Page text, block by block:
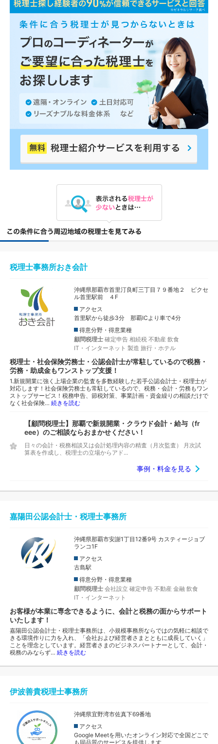
税理士事務所おき会計
沖縄県那覇市首里汀良町三丁目７９番地２ ピクセ
ル首里駅前 ４F
アクセス
首里駅から徒歩3分 那覇ICより車で4分
得意分野・得意業種
顧問税理士 確定申告 相続税 不動産 飲食
IT・インターネット 製造 旅行・ホテル
税理士・社会保険労務士・公認会計士が常駐しているので税務・
労務・助成金もワンストップ支援！
1.新規開業に強く上場企業の監査を多数経験した若手公認会計士・税理士が
対応します！社会保険労務士も常駐しているので、税務・会計・労務もワン
ストップサービス！税務申告、節税対策、事業計画・資金繰りの相談だけで
なく社会保険… 続きを読む
【顧問税理士】那覇で新規開業・クラウド会計・給与（fr
eee）のご相談ならおまかせください！
日々の会計・税務相談又は会計処理内容の精査（月次監査） 月次試
算表を作成し、税理士の立場からアド...
事例・料金を見る
嘉陽田公認会計士・税理士事務所
沖縄県那覇市安謝1丁目12番9号 カスティージョブ
ランコ1F
アクセス
古島駅
得意分野・得意業種
顧問税理士 会社設立 確定申告 不動産 金融 飲食
IT・インターネット
お客様が本業に専念できるように、会計と税務の面からサポート
いたします！
嘉陽田公認会計士・税理士事務所は、小規模事務所ならではの気軽に相談で
きる環境作りに力を入れ、「会社および経営者さまとともに成長していく」
ことを理念としています。経営者さまのビジネスパートナーとして、会計・
税務のみならず… 続きを読む
伊波善貴税理士事務所
沖縄県宜野湾市佐真下69番地
アクセス
Google Meetを用いたオンライン対応で全国どこで
も同品質のサービスを提供します